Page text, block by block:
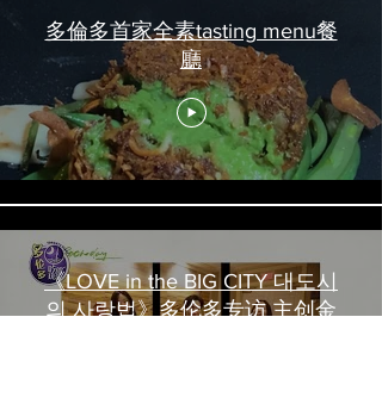
多倫多首家全素tasting menu餐
廳
《LOVE in the BIG CITY 대도시
의 사랑법》多伦多专访 主创金